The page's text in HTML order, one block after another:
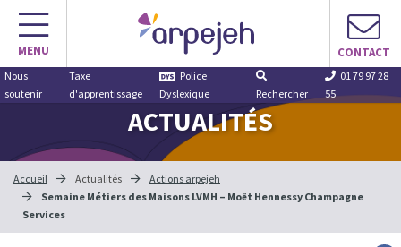
Aller
contenu
MENU CONTACT
Nous
soutenir
Taxe
d'apprentissage
Police
Dyslexique
Rechercher
01 79 97 28
55
ACTUALITÉS
Accueil Actualités
Actions arpejeh
Semaine Métiers des Maisons LVMH – Moët Hennessy Champagne
Services